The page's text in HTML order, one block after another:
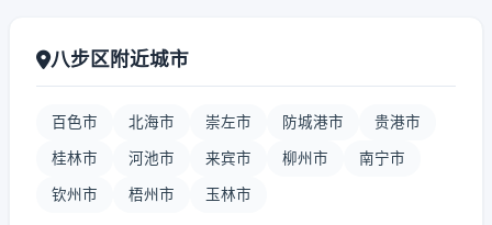
八步区附近城市
百色市 北海市 崇左市 防城港市 贵港市
桂林市 河池市 来宾市 柳州市 南宁市
钦州市 梧州市 玉林市